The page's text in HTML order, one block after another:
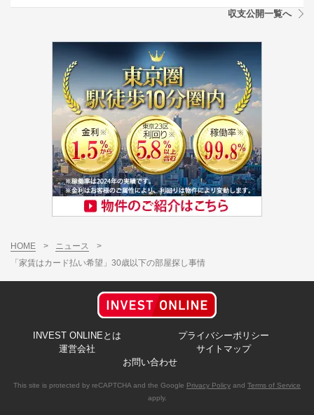
収支公開一覧へ
HOME > ニュース
>
「家賃はカード払い希望」30歳以下の部屋探し事情
INVEST ONLINEとは
プライバシーポリシー
運営会社
サイトマップ
お問い合わせ
This site is protected by reCAPTCHA and the Google Privacy Policy and Terms of Service
apply.